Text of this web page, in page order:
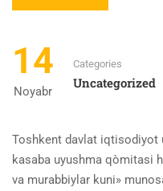
14
Noyabr
Categories
Uncategorized
Toshkent davlat iqtisodiyot
kasaba uyushma qòmitasi
va murabbiylar kuni»